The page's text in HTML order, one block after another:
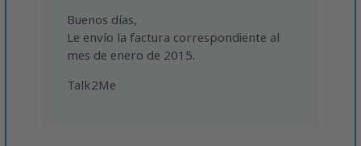
Buenos días,
Le envío la factura correspondiente al
mes de enero de 2015.
Talk2Me